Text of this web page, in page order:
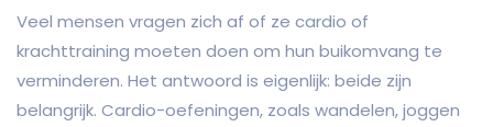
Veel mensen vragen zich af of ze cardio of
krachttraining moeten doen om hun buikomvang te
verminderen. Het antwoord is eigenlijk: beide zijn
belangrijk. Cardio-oefeningen, zoals wandelen, joggen